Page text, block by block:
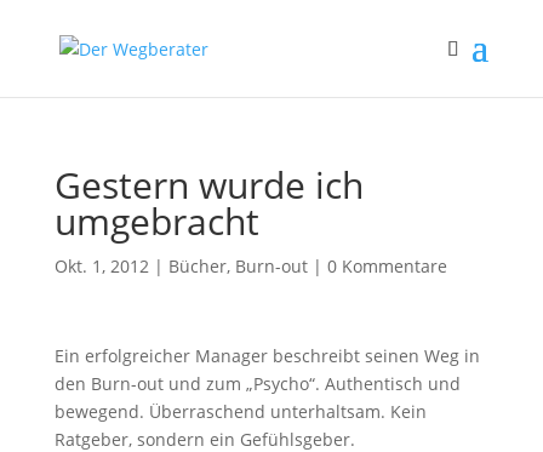
Gestern wurde ich
umgebracht
Okt. 1, 2012| Bücher, Burn-out| 0 Kommentare
Ein erfolgreicher Manager beschreibt seinen Weg in
den Burn-out und zum „Psycho“. Authentisch und
bewegend. Überraschend unterhaltsam. Kein
Ratgeber, sondern ein Gefühlsgeber.